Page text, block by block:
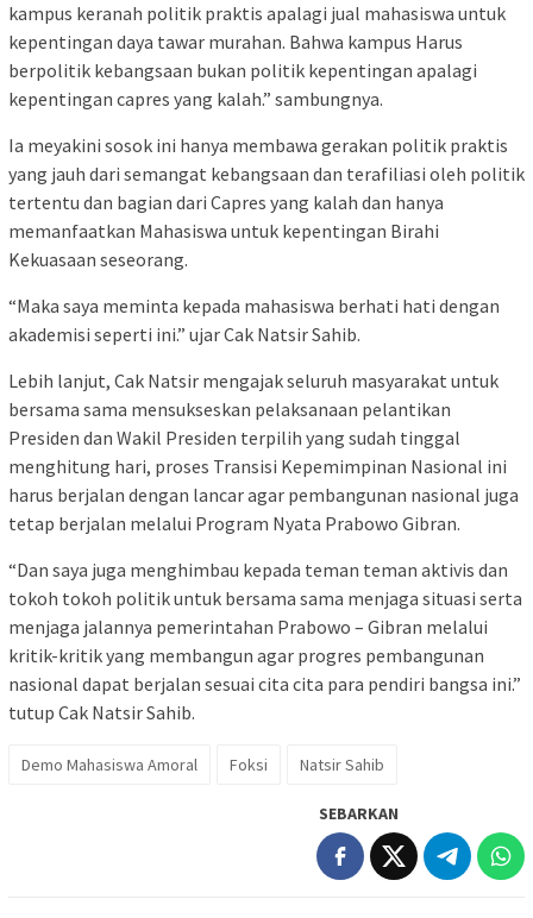
kampus keranah politik praktis apalagi jual mahasiswa untuk
kepentingan daya tawar murahan. Bahwa kampus Harus
berpolitik kebangsaan bukan politik kepentingan apalagi
kepentingan capres yang kalah.” sambungnya.
Ia meyakini sosok ini hanya membawa gerakan politik praktis
yang jauh dari semangat kebangsaan dan terafiliasi oleh politik
tertentu dan bagian dari Capres yang kalah dan hanya
memanfaatkan Mahasiswa untuk kepentingan Birahi
Kekuasaan seseorang.
“Maka saya meminta kepada mahasiswa berhati hati dengan
akademisi seperti ini.” ujar Cak Natsir Sahib.
Lebih lanjut, Cak Natsir mengajak seluruh masyarakat untuk
bersama sama mensukseskan pelaksanaan pelantikan
Presiden dan Wakil Presiden terpilih yang sudah tinggal
menghitung hari, proses Transisi Kepemimpinan Nasional ini
harus berjalan dengan lancar agar pembangunan nasional juga
tetap berjalan melalui Program Nyata Prabowo Gibran.
“Dan saya juga menghimbau kepada teman teman aktivis dan
tokoh tokoh politik untuk bersama sama menjaga situasi serta
menjaga jalannya pemerintahan Prabowo – Gibran melalui
kritik-kritik yang membangun agar progres pembangunan
nasional dapat berjalan sesuai cita cita para pendiri bangsa ini.”
tutup Cak Natsir Sahib.
Demo Mahasiswa Amoral Foksi Natsir Sahib
SEBARKAN